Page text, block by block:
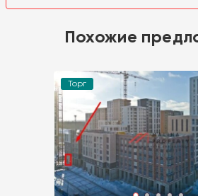
Похожие
Торг